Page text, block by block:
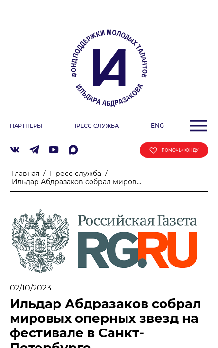
ДЕЯТЕЛЬНОСТЬ ФОНДА
Фестиваль
«ArtSpace»
Клуб меценатов
МЕДИА
НОВОСТИ
ПАРТНЕРЫ
ПРЕСС-СЛУЖБА
КОНТАКТЫ
+7 (915) 490-33-00
ПАРТНЕРЫ ПРЕСС-СЛУЖБА ENG
ПОМОЧЬ ФОНДУ
Главная / Пресс-служба /
Ильдар Абдразаков собрал миров...
02/10/2023
Ильдар Абдразаков собрал
мировых оперных звезд на
фестивале в Санкт-